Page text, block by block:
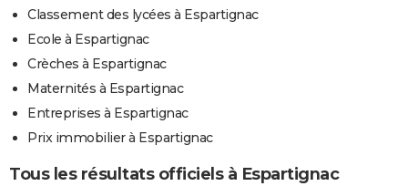
Classement des lycées à Espartignac
Ecole à Espartignac
Crèches à Espartignac
Maternités à Espartignac
Entreprises à Espartignac
Prix immobilier à Espartignac
Tous les résultats officiels à Espartignac